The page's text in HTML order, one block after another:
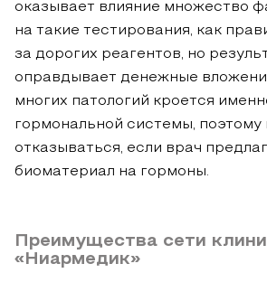
оказывает влияние множество
на такие тестирования, как
за дорогих реагентов, но
оправдывает денежные
многих патологий кроется
гормональной системы, поэтому
отказываться, если врач
биоматериал на гормоны.
Преимущества сети
«Ниармедик»